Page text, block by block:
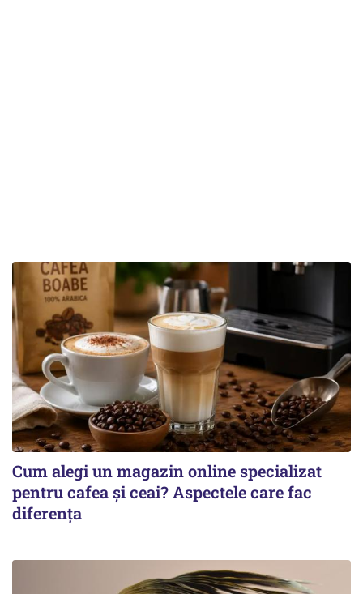
Cum alegi un magazin online specializat
pentru cafea și ceai? Aspectele care fac
diferența